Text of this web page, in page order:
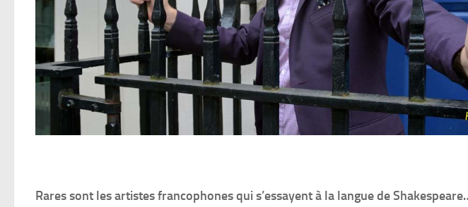
Rares sont les artistes francophones qui s’essayent à la langue de